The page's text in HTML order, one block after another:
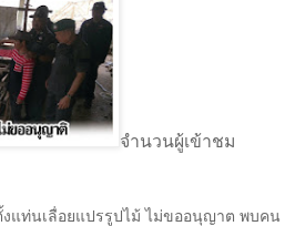
จำนวนผู้เข้าชม
งแท่นเลื่อยแปรรูปไม้ ไม่ขออนุญาต พบคน